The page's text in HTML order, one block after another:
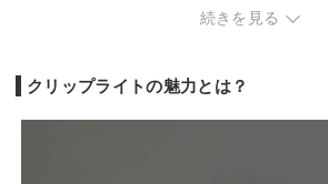
昼白色相当
調光機能 ー 2段階
続きを見る
クリップライトの魅力とは？